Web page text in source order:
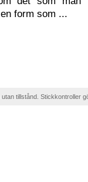
form som ...
tillstånd. Stickkontroller